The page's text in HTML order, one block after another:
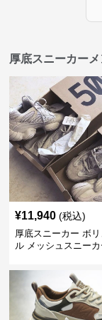
厚底スニーカー
¥11,940 (税込)
厚底スニーカー ボ
ル メッシュスニーカ